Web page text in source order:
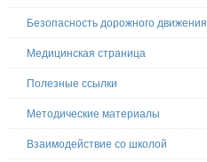
Безопасность дорожного движения
Медицинская страница
Полезные ссылки
Методические материалы
Взаимодействие со школой